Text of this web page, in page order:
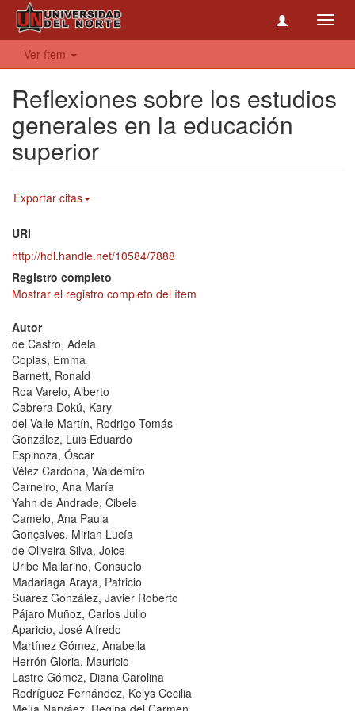
Ver ítem
Reflexiones sobre los estudios
generales en la educación
superior
Exportar citas
URI
http://hdl.handle.net/10584/7888
Registro completo
Mostrar el registro completo del ítem
Autor
de Castro, Adela
Coplas, Emma
Barnett, Ronald
Roa Varelo, Alberto
Cabrera Dokú, Kary
del Valle Martín, Rodrigo Tomás
González, Luis Eduardo
Espinoza, Óscar
Vélez Cardona, Waldemiro
Carneiro, Ana María
Yahn de Andrade, Cibele
Camelo, Ana Paula
Gonçalves, Mirian Lucía
de Oliveira Silva, Joice
Uribe Mallarino, Consuelo
Madariaga Araya, Patricio
Suárez González, Javier Roberto
Pájaro Muñoz, Carlos Julio
Aparicio, José Alfredo
Martínez Gómez, Anabella
Herrón Gloria, Mauricio
Lastre Gómez, Diana Carolina
Rodríguez Fernández, Kelys Cecilia